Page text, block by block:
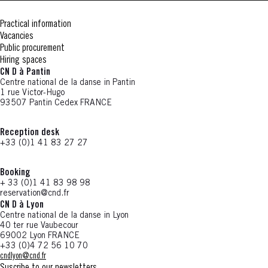
Practical information
Vacancies
Public procurement
Hiring spaces
CN D à Pantin
Centre national de la danse in Pantin
1 rue Victor-Hugo
93507 Pantin Cedex FRANCE
Reception desk
+33 (0)1 41 83 27 27
Booking
+ 33 (0)1 41 83 98 98
reservation@cnd.fr
CN D à Lyon
Centre national de la danse in Lyon
40 ter rue Vaubecour
69002 Lyon FRANCE
+33 (0)4 72 56 10 70
cndlyon@cnd.fr